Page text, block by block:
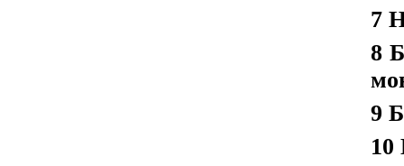
7
8
9
10